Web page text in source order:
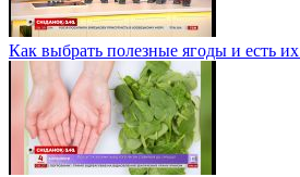
Как выбрать полезные ягоды и есть